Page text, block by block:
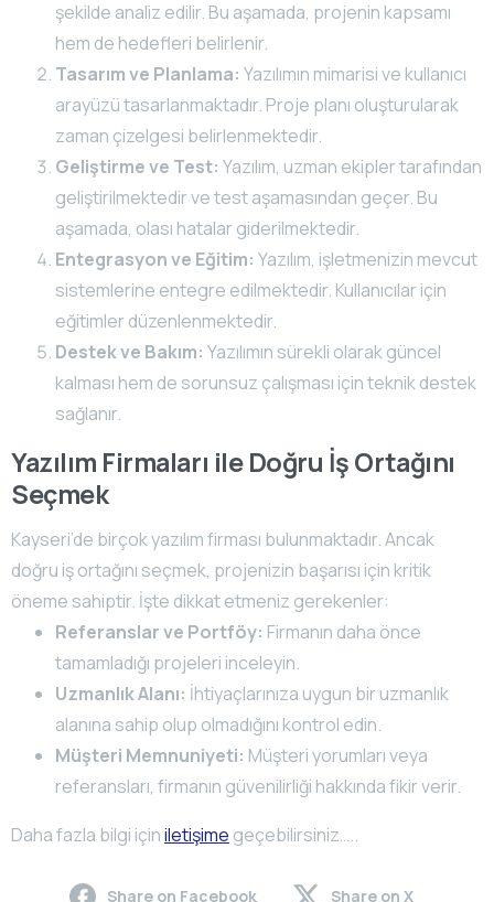
şekilde analiz edilir. Bu aşamada, projenin kapsamı
hem de hedefleri belirlenir.
Tasarım ve Planlama: Yazılımın mimarisi ve kullanıcı
arayüzü tasarlanmaktadır. Proje planı oluşturularak
zaman çizelgesi belirlenmektedir.
Geliştirme ve Test: Yazılım, uzman ekipler tarafından
geliştirilmektedir ve test aşamasından geçer. Bu
aşamada, olası hatalar giderilmektedir.
Entegrasyon ve Eğitim: Yazılım, işletmenizin mevcut
sistemlerine entegre edilmektedir. Kullanıcılar için
eğitimler düzenlenmektedir.
Destek ve Bakım: Yazılımın sürekli olarak güncel
kalması hem de sorunsuz çalışması için teknik destek
sağlanır.
Yazılım Firmaları ile Doğru İş Ortağını
Seçmek
Kayseri’de birçok yazılım firması bulunmaktadır. Ancak
doğru iş ortağını seçmek, projenizin başarısı için kritik
öneme sahiptir. İşte dikkat etmeniz gerekenler:
Referanslar ve Portföy: Firmanın daha önce
tamamladığı projeleri inceleyin.
Uzmanlık Alanı: İhtiyaçlarınıza uygun bir uzmanlık
alanına sahip olup olmadığını kontrol edin.
Müşteri Memnuniyeti: Müşteri yorumları veya
referansları, firmanın güvenilirliği hakkında fikir verir.
Daha fazla bilgi içiniletişime geçebilirsiniz…..
Share on Facebook Share on X